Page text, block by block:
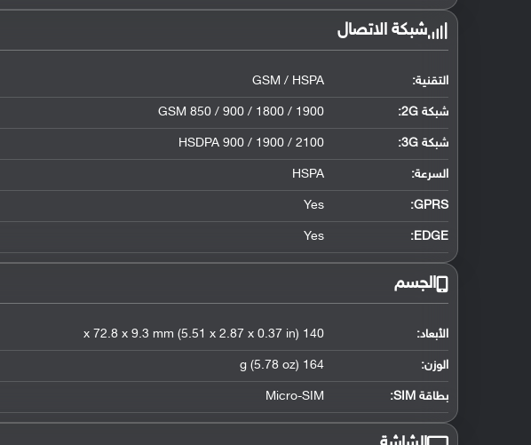
شبكة الاتصال
التقنية: GSM / HSPA
شبكة 2G: GSM 850 / 900 / 1800 / 1900
شبكة 3G :
HSDPA 900 / 1900 / 2100
السرعة: HSPA
GPRS:
Yes
EDGE:
Yes
الجسم
الأبعاد: 140 x 72.8 x 9.3 mm (5.51 x 2.87 x 0.37 in)
الوزن: 164 g (5.78 oz)
بطاقة SIM: Micro-SIM